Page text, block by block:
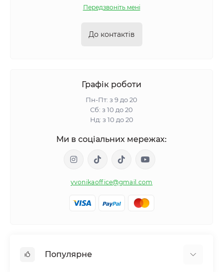
Передзвоніть мені
До контактів
Графік роботи
Пн-Пт: з 9 до 20
Сб: з 10 до 20
Нд: з 10 до 20
Ми в соціальних мережах:
yvonikaoffice@gmail.com
Популярне